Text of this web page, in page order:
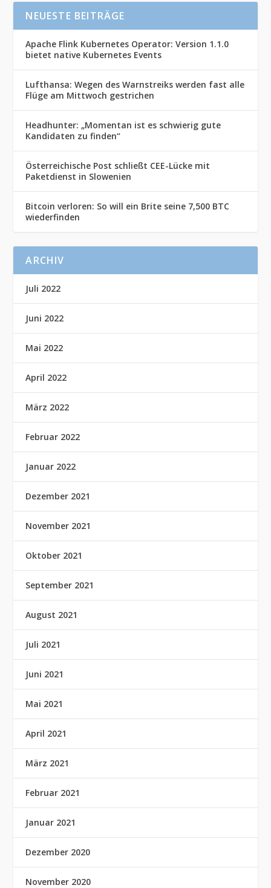
NEUESTE BEITRÄGE
Apache Flink Kubernetes Operator: Version 1.1.0
bietet native Kubernetes Events
Lufthansa: Wegen des Warnstreiks werden fast alle
Flüge am Mittwoch gestrichen
Headhunter: „Momentan ist es schwierig gute
Kandidaten zu finden“
Österreichische Post schließt CEE-Lücke mit
Paketdienst in Slowenien
Bitcoin verloren: So will ein Brite seine 7,500 BTC
wiederfinden
ARCHIV
Juli 2022
Juni 2022
Mai 2022
April 2022
März 2022
Februar 2022
Januar 2022
Dezember 2021
November 2021
Oktober 2021
September 2021
August 2021
Juli 2021
Juni 2021
Mai 2021
April 2021
März 2021
Februar 2021
Januar 2021
Dezember 2020
November 2020